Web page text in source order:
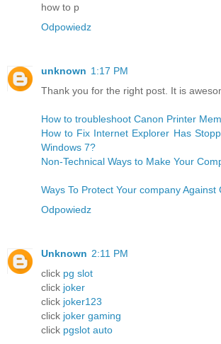
how to p
Odpowiedz
unknown 1:17 PM
Thank you for the right post. It is
How to troubleshoot Canon Printer
How to Fix Internet Explorer Has
Windows 7?
Non-Technical Ways to Make Your
Ways To Protect Your company Against
Odpowiedz
Unknown 2:11 PM
click pg slot
click joker
click joker123
click joker gaming
click pgslot auto